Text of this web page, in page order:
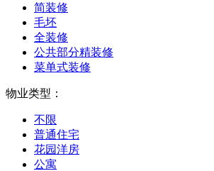
简装修
毛坯
全装修
公共部分精装修
菜单式装修
物业类型：
不限
普通住宅
花园洋房
公寓